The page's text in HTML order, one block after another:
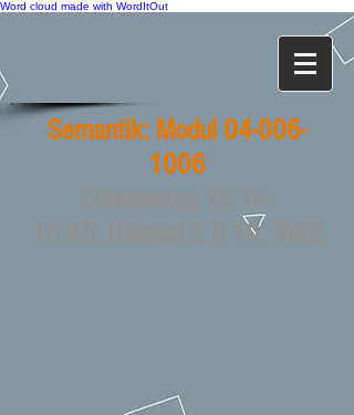
Word cloud made with WordItOut
Semantik: Modul 04-006-
1006
16:45, Hörsaal 2 0.10, GWZ